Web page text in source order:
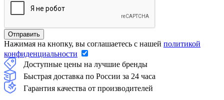
Нажимая на кнопку, вы соглашаетесь с нашей политикой
конфиденциальности
Доступные цены на лучшие бренды
Быстрая доставка по России за 24 часа
Гарантия качества от производителей